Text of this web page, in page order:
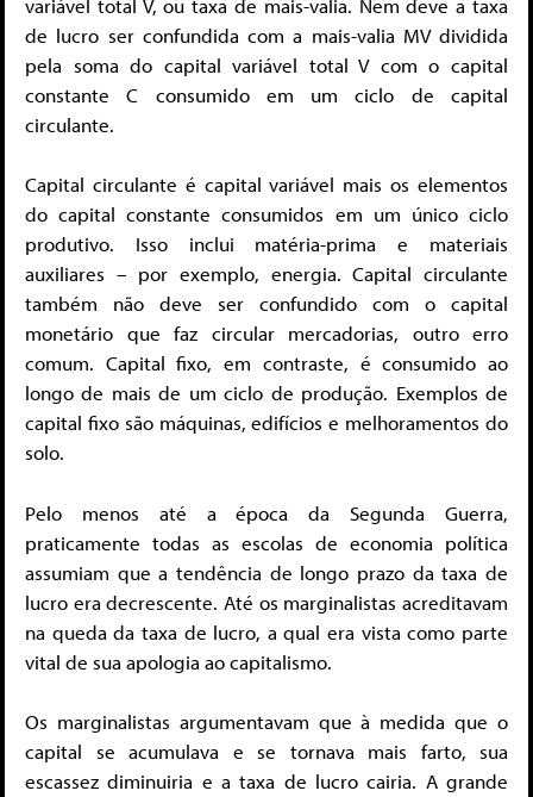
de lucro ser confundida com a mais-valia MV dividida
pela soma do capital variável total V com o capital
constante C consumido em um ciclo de capital
circulante.
Capital circulante é capital variável mais os elementos
do capital constante consumidos em um único ciclo
produtivo. Isso inclui matéria-prima e materiais
auxiliares – por exemplo, energia. Capital circulante
também não deve ser confundido com o capital
monetário que faz circular mercadorias, outro erro
comum. Capital fixo, em contraste, é consumido ao
longo de mais de um ciclo de produção. Exemplos de
capital fixo são máquinas, edifícios e melhoramentos do
solo.
Pelo menos até a época da Segunda Guerra,
praticamente todas as escolas de economia política
assumiam que a tendência de longo prazo da taxa de
lucro era decrescente. Até os marginalistas acreditavam
na queda da taxa de lucro, a qual era vista como parte
vital de sua apologia ao capitalismo.
Os marginalistas argumentavam que à medida que o
capital se acumulava e se tornava mais farto, sua
escassez diminuiria e a taxa de lucro cairia. A grande